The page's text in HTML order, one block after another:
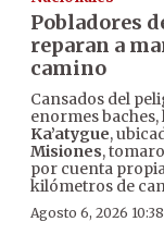
Pobladores
reparan a
camino
Cansados del
enormes
Ka’atygue,
Misiones,
por cuenta
kilómetros de
Agosto 6, 2026